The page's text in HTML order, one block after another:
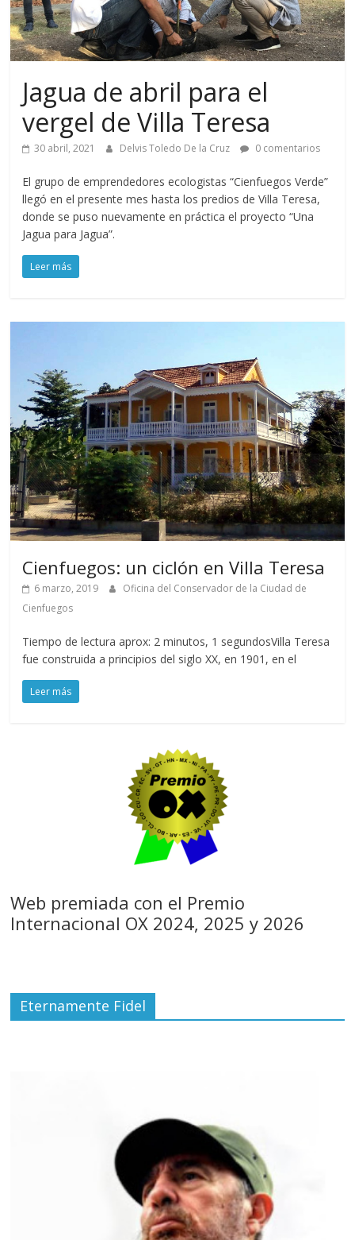
Jagua de abril para el
vergel de Villa Teresa
30 abril, 2021 Delvis Toledo De la Cruz 0 comentarios
El grupo de emprendedores ecologistas “Cienfuegos Verde”
llegó en el presente mes hasta los predios de Villa Teresa,
donde se puso nuevamente en práctica el proyecto “Una
Jagua para Jagua”.
Leer más
Cienfuegos: un ciclón en Villa Teresa
6 marzo, 2019
Oficina del Conservador de la Ciudad de
Cienfuegos
Tiempo de lectura aprox: 2 minutos, 1 segundosVilla Teresa
fue construida a principios del siglo XX, en 1901, en el
Leer más
Web premiada con el Premio
Internacional OX 2024, 2025 y 2026
Eternamente Fidel